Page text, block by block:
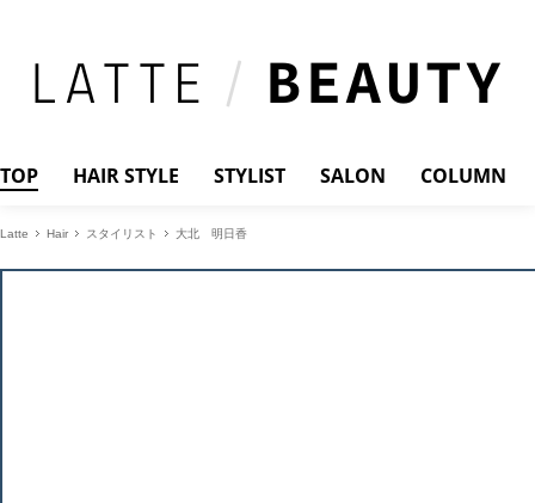
TOP HAIR STYLE STYLIST SALON COLUMN
Latte Hair スタイリスト 大北 明日香